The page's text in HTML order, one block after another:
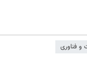
و فناوری